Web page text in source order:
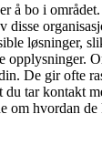
å bo i
løsninger,
De gir ofte
tar kontakt
om hvordan